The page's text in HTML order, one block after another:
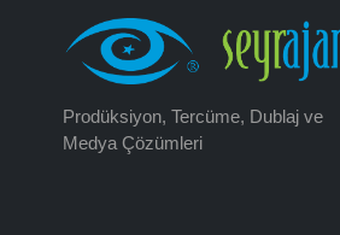
Prodüksiyon, Tercüme, Dublaj ve
Medya Çözümleri